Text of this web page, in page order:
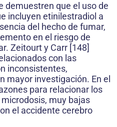
demuestren que el uso de
incluyen etinilestradiol a
del hecho de fumar,
en el riesgo de
Zeitourt y Carr [148]
con las
inconsistentes,
mayor investigación. En el
para relacionar los
muy bajas
el accidente cerebro